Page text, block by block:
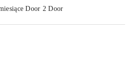
Door 2 Door